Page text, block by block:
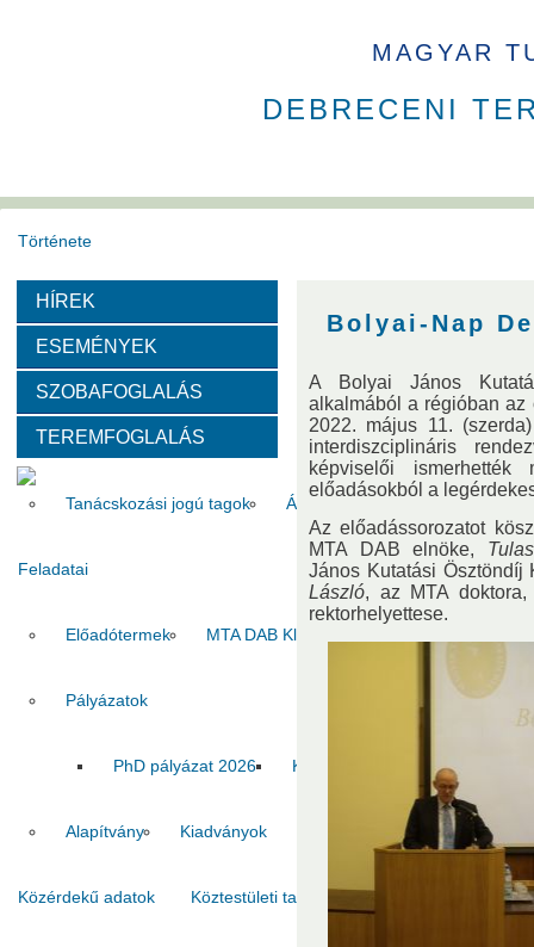
MAGYAR
DEBRECENI
Története
Székház
Szervezeti felépítése
Választott vezetők Akadémikusok Nem akadémikus
Tanácskozási jogú tagok Állandó meghívottak
Feladatai
Előadótermek MTA DAB Klub
Pályázatok
PhD pályázat 2026 Kiadvány pályázat 2026
Alapítvány Kiadványok
Közérdekű adatok Köztestületi tagok Kapcsolat
HÍREK
ESEMÉNYEK
SZOBAFOGLALÁS
TEREMFOGLALÁS
Bolyai-Nap
A Bolyai János
alkalmából a régióban az
2022. május 11.
interdiszciplináris
képviselői
előadásokból a
Az előadássorozatot
MTA DAB elnöke,
János Kutatási
László, az MTA doktora,
rektorhelyettese.